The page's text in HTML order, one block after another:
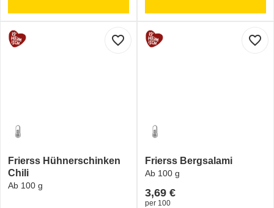
favorite_border
Frierss Hühnerschinken
Chili
Ab 100 g
favorite_border
Frierss Bergsalami
Ab 100 g
3,69 €
per 100